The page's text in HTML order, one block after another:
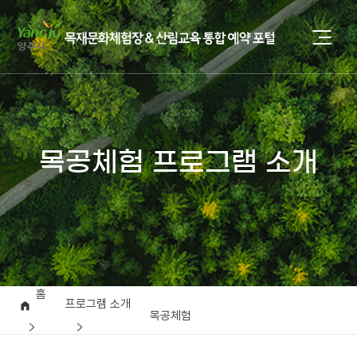
목공체험 프로그램 소개
홈
프로그램 소개
목공체험